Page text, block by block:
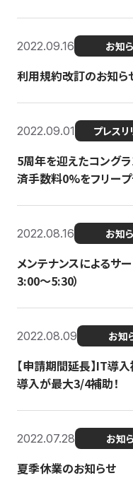
2022.09.16 お知
利用規約改訂のお知ら
2022.09.01 プレスリ
5周年を迎えたコングラ
済手数料0%をフリー
2022.08.16 お知
メンテナンスによるサ
3:00〜5:30）
2022.08.09 お知
【申請期間延長】IT導
導入が最大3/4補助！
2022.07.28 お知
夏季休業のお知らせ